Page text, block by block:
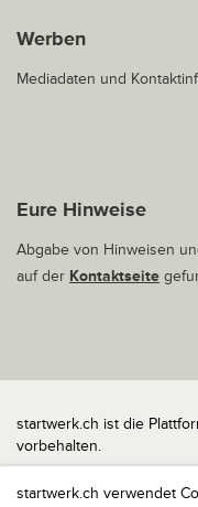
startwerk.ch verwendet
Werben
Mediadaten und
Eure Hinweise
Abgabe von Hinweisen
auf der Kontaktseite
startwerk.ch ist die
vorbehalten.
Impressum